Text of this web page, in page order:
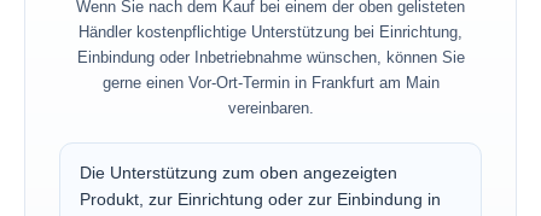
Wenn Sie nach dem Kauf bei einem der oben gelisteten
Händler kostenpflichtige Unterstützung bei Einrichtung,
Einbindung oder Inbetriebnahme wünschen, können Sie
gerne einen Vor-Ort-Termin in Frankfurt am Main
vereinbaren.
Die Unterstützung zum oben angezeigten
Produkt, zur Einrichtung oder zur Einbindung in